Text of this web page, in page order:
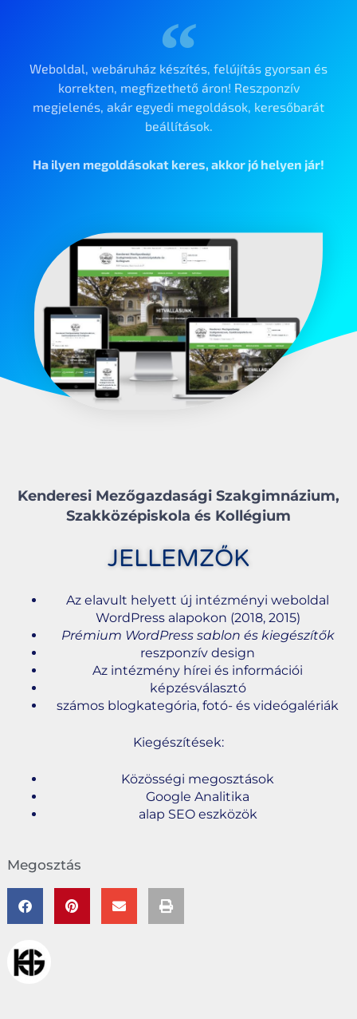
Weboldal, webáruház készítés, felújítás gyorsan és
korrekten, megfizethető áron! Reszponzív
megjelenés, akár egyedi megoldások, keresőbarát
beállítások.
Ha ilyen megoldásokat keres, akkor jó helyen jár!
Kenderesi Mezőgazdasági Szakgimnázium,
Szakközépiskola és Kollégium
JELLEMZŐK
Az elavult helyett új intézményi weboldal
WordPress alapokon (2018, 2015)
Prémium WordPress sablon és kiegészítők
reszponzív design
Az intézmény hírei és információi
képzésválasztó
számos blogkategória, fotó- és videógalériák
Kiegészítések:
Közösségi megosztások
Google Analitika
alap SEO eszközök
Megosztás